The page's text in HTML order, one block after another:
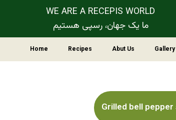
WE ARE A RECEPIS WORLD
ما یک جهان، رسپی هستیم
Gallery
Abut Us
Recipes
Home